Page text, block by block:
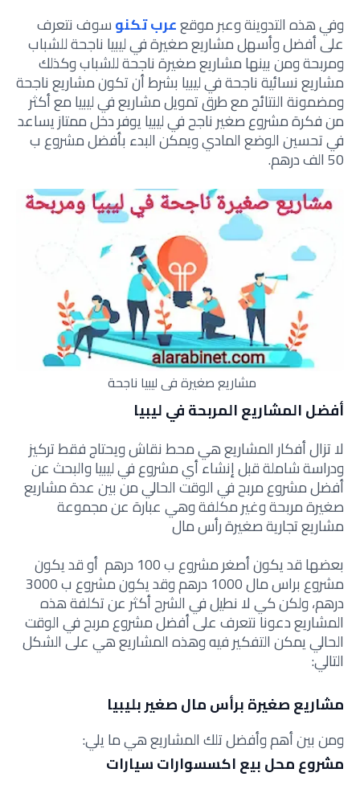
وفي هذه التدوينة وعبر موقععرب تكنوسوف نتعرف
على أفضل وأسهل مشاريع صغيرة في ليبيا ناجحة للشباب
ومربحة ومن بينها مشاريع صغيرة ناجحة للشباب وكذلك
مشاريع نسائية ناجحة في ليبيا بشرط أن تكون مشاريع ناجحة
ومضمونة النتائج مع طرق تمويل مشاريع في ليبيا مع أكثر
من فكرة مشروع صغير ناجح في ليبيا يوفر دخل ممتاز يساعد
في تحسين الوضع المادي ويمكن البدء بأفضل مشروع ب
50 الف درهم.
مشاريع صغيرة في ليبيا ناجحة
أفضل المشاريع المربحة في ليبيا
لا تزال أفكار المشاريع هي محط نقاش ويحتاج فقط تركيز
ودراسة شاملة قبل إنشاء أي مشروع في ليبيا والبحث عن
أفضل مشروع مربح في الوقت الحالي من بين عدة مشاريع
صغيرة مربحة وغير مكلفة وهي عبارة عن مجموعة
مشاريع تجارية صغيرة رأس مال
بعضها قد يكون أصغر مشروع ب 100 درهم أو قد يكون
مشروع براس مال 1000 درهم وقد يكون مشروع ب 3000
درهم، ولكن كي لا نطيل في الشرح أكثر عن تكلفة هذه
المشاريع دعونا نتعرف على أفضل مشروع مربح في الوقت
الحالي يمكن التفكير فيه وهذه المشاريع هي على الشكل
التالي:
مشاريع صغيرة برأس مال صغير بليبيا
ومن بين أهم وأفضل تلك المشاريع هي ما يلي:
مشروع محل بيع اكسسوارات سيارات